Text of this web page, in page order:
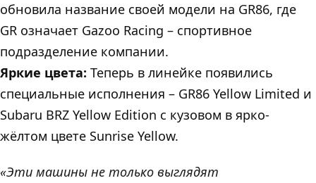
обновила название своей модели на GR86, где
GR означает Gazoo Racing – спортивное
подразделение компании.
Яркие цвета: Теперь в линейке появились
специальные исполнения – GR86 Yellow Limited и
Subaru BRZ Yellow Edition с кузовом в ярко-
жёлтом цвете Sunrise Yellow.
«Эти машины не только выглядят